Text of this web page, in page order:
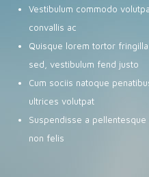
Vestibulum commodo
convallis ac
Quisque lorem tortor fringilla
sed, vestibulum fend justo
Cum sociis natoque
ultrices volutpat
Suspendisse a pellentesque
non felis